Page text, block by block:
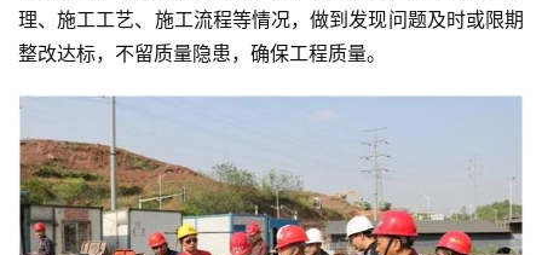
理、施工工艺、施工流程等情况，做到发现问题及时或限期
整改达标，不留质量隐患，确保工程质量。